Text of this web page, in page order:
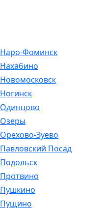
Наро-Фоминск
Нахабино
Новомосковск
Ногинск
Одинцово
Озеры
Орехово-Зуево
Павловский Посад
Подольск
Протвино
Пушкино
Пущино